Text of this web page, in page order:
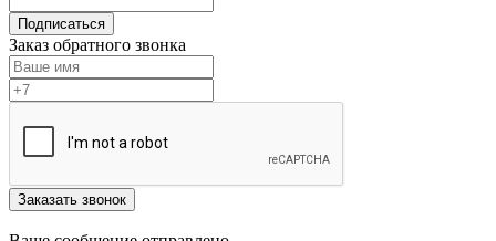
Подписаться
Заказ обратного звонка
Заказать звонок